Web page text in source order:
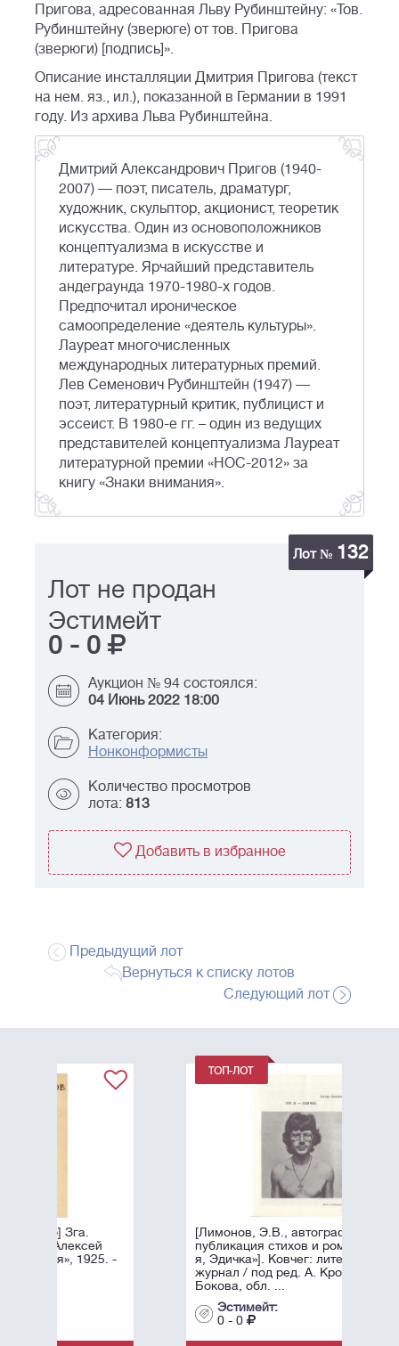
Пригова, адресованная Льву Рубинштейну: «Тов.
Рубинштейну (зверюге) от тов. Пригова
(зверюги) [подпись]».
Описание инсталляции Дмитрия Пригова (текст
на нем. яз., ил.), показанной в Германии в 1991
году. Из архива Льва Рубинштейна.
Дмитрий Александрович Пригов (1940-
2007) — поэт, писатель, драматург,
художник, скульптор, акционист, теоретик
искусства. Один из основоположников
концептуализма в искусстве и
литературе. Ярчайший представитель
андеграунда 1970-1980-х годов.
Предпочитал ироническое
самоопределение «деятель культуры».
Лауреат многочисленных
международных литературных премий.
Лев Семенович Рубинштейн (1947) —
поэт, литературный критик, публицист и
эссеист. В 1980-е гг. – один из ведущих
представителей концептуализма Лауреат
литературной премии «НОС-2012» за
книгу «Знаки внимания».
Лот № 132
Лот не продан
Эстимейт
0 - 0
Аукцион № 94 состоялся:
04 Июнь 2022 18:00
Категория:
Нонконформисты
Количество просмотров
лота: 813
Добавить в избранное
Предыдущий лот
Вернуться к списку лотов
Следующий лот
[Лимонов, Э.В., автограф]. Первая
публикация стихов и романа «Это
я, Эдичка»]. Ковчег: литературный
журнал / под ред. А. Крона и Н.